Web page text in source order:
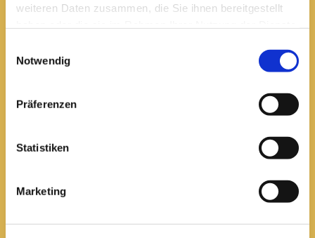
weiteren Daten zusammen, die Sie ihnen bereitgestellt
Notwendig
Präferenzen
Statistiken
Marketing
kath-kg-arnstadt@bistum-erfurt.de
Wachsenburgallee 16
Mittwoch